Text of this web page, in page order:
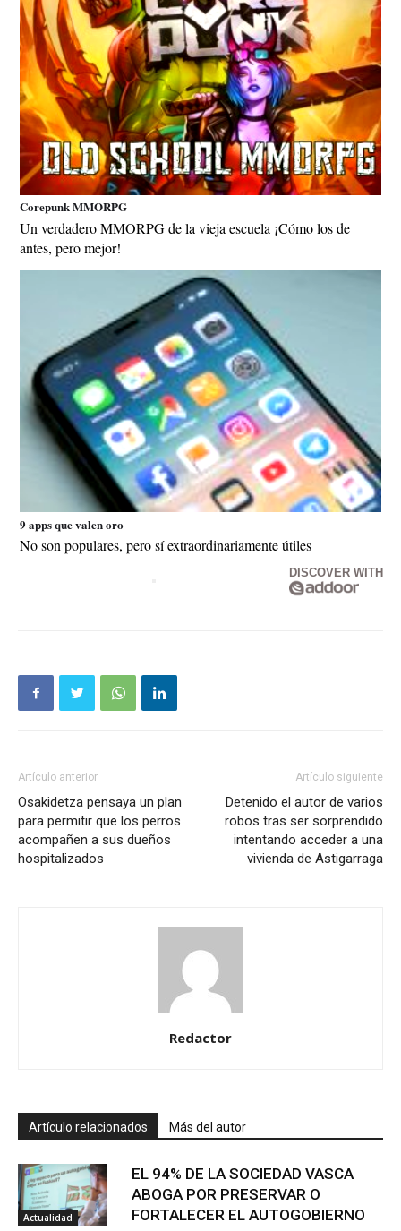
Corepunk MMORPG
Un verdadero MMORPG de la vieja escuela ¡Cómo los de
antes, pero mejor!
9 apps que valen oro
No son populares, pero sí extraordinariamente útiles
DISCOVER WITH
Artículo anterior
Osakidetza pensaya un plan
para permitir que los perros
acompañen a sus dueños
hospitalizados
Artículo siguiente
Detenido el autor de varios
robos tras ser sorprendido
intentando acceder a una
vivienda de Astigarraga
Redactor
Artículo relacionados Más del autor
Actualidad
EL 94% DE LA SOCIEDAD VASCA
ABOGA POR PRESERVAR O
FORTALECER EL AUTOGOBIERNO